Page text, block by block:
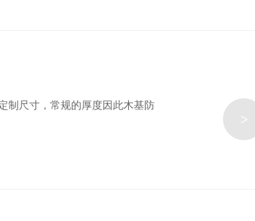
制尺寸，常规的厚度因此木基防
>